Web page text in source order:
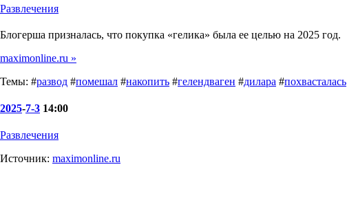
Развлечения
Блогерша призналась, что покупка «гелика» была ее целью на 2025 год.
maximonline.ru »
Темы: #развод #помешал #накопить #гелендваген #дилара #похвасталась
2025-7-3 14:00
Развлечения
Источник: maximonline.ru